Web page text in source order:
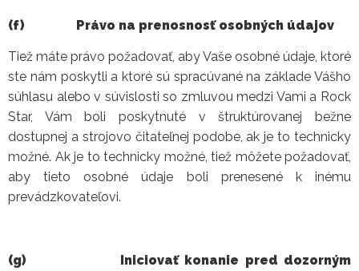
(f) Právo na prenosnosť osobných údajov
Tiež máte právo požadovať, aby Vaše osobné údaje, ktoré
ste nám poskytli a ktoré sú spracúvané na základe Vášho
súhlasu alebo v súvislosti so zmluvou medzi Vami a Rock
Star, Vám boli poskytnuté v štruktúrovanej bežne
dostupnej a strojovo čitateľnej podobe, ak je to technicky
možné. Ak je to technicky možné, tiež môžete požadovať,
aby tieto osobné údaje boli prenesené k inému
prevádzkovateľovi.
(g) Iniciovať konanie pred dozorným